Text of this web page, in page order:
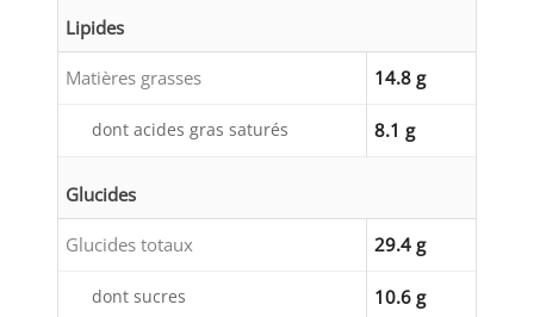
Lipides
Matières grasses 14.8 g
dont acides gras saturés 8.1 g
Glucides
Glucides totaux 29.4 g
dont sucres 10.6 g